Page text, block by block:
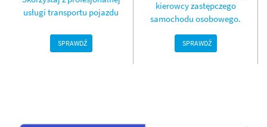
usługi transportu pojazdu
SPRAWDŹ
kierowcy zastępczego
samochodu osobowego.
SPRAWDŹ